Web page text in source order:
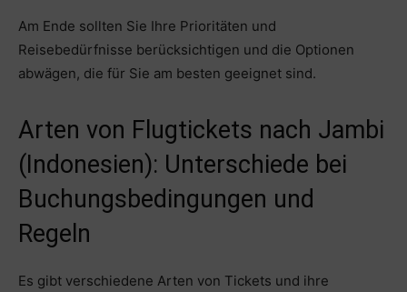
Am Ende sollten Sie Ihre Prioritäten und
Reisebedürfnisse berücksichtigen und die Optionen
abwägen, die für Sie am besten geeignet sind.
Arten von Flugtickets nach Jambi
(Indonesien): Unterschiede bei
Buchungsbedingungen und
Regeln
Es gibt verschiedene Arten von Tickets und ihre